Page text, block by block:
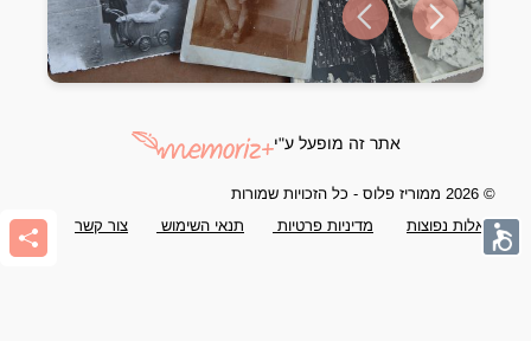
Previous slideNext slide
אתר זה מופעל ע"י
© 2026 ממוריז פלוס - כל הזכויות שמורות
שאלות נפוצות
מדיניות פרטיות תנאי השימוש צור קשר